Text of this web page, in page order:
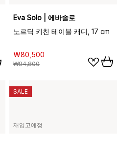
Eva Solo | 에바솔로
노르딕 키친 테이블 캐디, 17 cm
₩80,500
₩94,800
재입고예정
SALE